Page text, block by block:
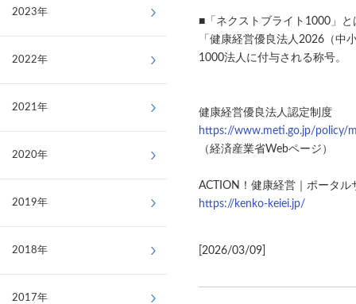
■「ネクストブライト1000」と
「健康経営優良法人2026（中
1000法人に付与される称号。
健康経営優良法人認定制度
https://www.meti.go.jp/policy/
（経済産業省Webページ）
ACTION！健康経営｜ポータル
https://kenko-keiei.jp/
[2026/03/09]
2023年
2022年
2021年
2020年
2019年
2018年
2017年